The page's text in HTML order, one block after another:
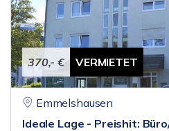
370,- € VERMIETET
Emmelshausen
Ideale Lage - Preishit: